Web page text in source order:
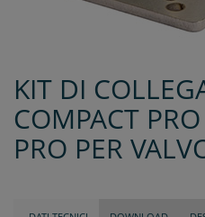
KIT DI
COMPACT
PRO PER